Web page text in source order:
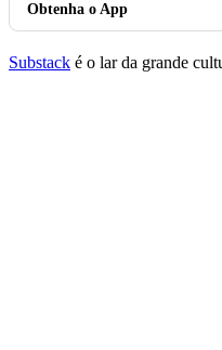
Obtenha o App
Substack é o lar da grande